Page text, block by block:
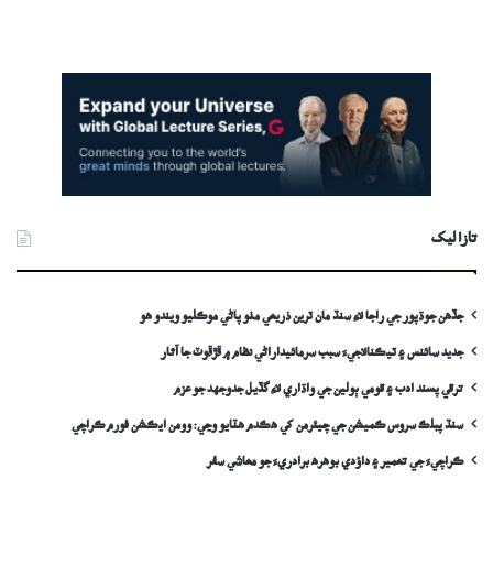
تازا ليک
جڏهن جوڌپور جي راجا لاءِ سنڌ مان ٽرين ذريعي مٺو پاڻي موڪليو ويندو ھو
جديد سائنس ۽ ٽيڪنالاجيءَ سبب سرمائيداراڻي نظام ۾ ڦڙڦوٽ جا آثار
ترقي پسند ادب ۽ قومي ٻولين جي واڌاري لاءِ گڏيل جدوجهد جو عزم
سنڌ پبلڪ سروس ڪميشن جي چيئرمن کي ھڪدم ھٽايو وڃي: وومن ايڪشن فورم ڪراچي
ڪراچيءَ جي تعمير ۽ داؤدي بوهره برادريءَ جو معاشي سفر